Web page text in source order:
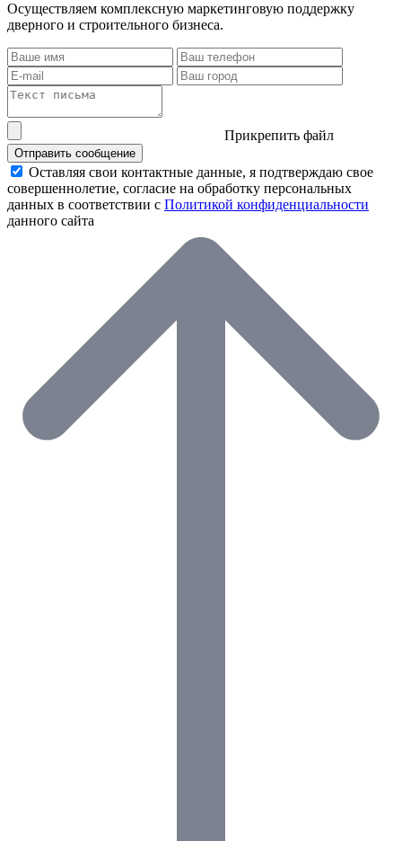
Осуществляем комплексную маркетинговую поддержку
дверного и строительного бизнеса.
Прикрепить файл
Отправить сообщение
Оставляя свои контактные данные, я подтверждаю свое
совершеннолетие, согласие на обработку персональных
данных в соответствии с Политикой конфиденциальности
данного сайта